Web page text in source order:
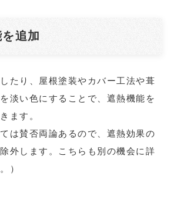
追加
たり、屋根塗装やカバー工法や葺
淡い色にすることで、遮熱機能を
ます。
は賛否両論あるので、遮熱効果の
外します。こちらも別の機会に詳
）